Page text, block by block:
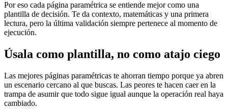
Por eso cada página paramétrica se entiende mejor como una
plantilla de decisión. Te da contexto, matemáticas y una primera
lectura, pero la última validación siempre pertenece al momento de
ejecución.
Úsala como plantilla, no como atajo ciego
Las mejores páginas paramétricas te ahorran tiempo porque ya abren
un escenario cercano al que buscas. Las peores te hacen caer en la
trampa de asumir que todo sigue igual aunque la operación real haya
cambiado.